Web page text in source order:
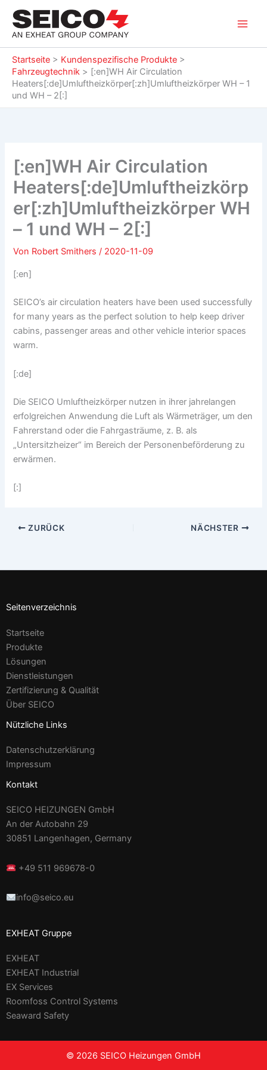
Inhalt
springen
Startseite > Kundenspezifische Produkte >
Fahrzeugtechnik > [:en]WH Air Circulation
Heaters[:de]Umluftheizkörper[:zh]Umluftheizkörper WH – 1
und WH – 2[:]
[:en]WH Air Circulation
Heaters[:de]Umluftheizkörp
er[:zh]Umluftheizkörper WH
– 1 und WH – 2[:]
Von Robert Smithers/ 2020-11-09
[:en]
SEICO’s air circulation heaters have been used successfully
for many years as the perfect solution to help keep driver
cabins, passenger areas and other vehicle interior spaces
warm.
[:de]
Die SEICO Umluftheizkörper nutzen in ihrer jahrelangen
erfolgreichen Anwendung die Luft als Wärmeträger, um den
Fahrerstand oder die Fahrgasträume, z. B. als
„Untersitzheizer“ im Bereich der Personenbeförderung zu
erwärmen.
[:]
ZURÜCK NÄCHSTER
Seitenverzeichnis
Startseite
Produkte
Lösungen
Dienstleistungen
Zertifizierung & Qualität
Über SEICO
Nützliche Links
Datenschutzerklärung
Impressum
Kontakt
SEICO HEIZUNGEN GmbH
An der Autobahn 29
30851 Langenhagen, Germany
+49 511 969678-0
info@seico.eu
EXHEAT Gruppe
EXHEAT
EXHEAT Industrial
EX Services
Roomfoss Control Systems
Seaward Safety
© 2026 SEICO Heizungen GmbH